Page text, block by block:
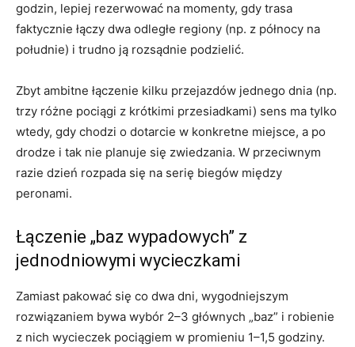
godzin, lepiej rezerwować na momenty, gdy trasa
faktycznie łączy dwa odległe regiony (np. z północy na
południe) i trudno ją rozsądnie podzielić.
Zbyt ambitne łączenie kilku przejazdów jednego dnia (np.
trzy różne pociągi z krótkimi przesiadkami) sens ma tylko
wtedy, gdy chodzi o dotarcie w konkretne miejsce, a po
drodze i tak nie planuje się zwiedzania. W przeciwnym
razie dzień rozpada się na serię biegów między
peronami.
Łączenie „baz wypadowych” z
jednodniowymi wycieczkami
Zamiast pakować się co dwa dni, wygodniejszym
rozwiązaniem bywa wybór 2–3 głównych „baz” i robienie
z nich wycieczek pociągiem w promieniu 1–1,5 godziny.